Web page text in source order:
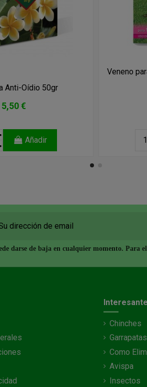
Anti-Oídio 50gr
5,50 €
Añadir
Veneno
darse de baja en cualquier momento. Para
Interesante
Chinches
Garrapatas
Como
Avispa
Insectos